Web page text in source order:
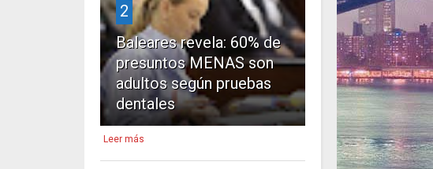
2
Baleares revela: 60% de
presuntos MENAS son
adultos según pruebas
dentales
Leer más